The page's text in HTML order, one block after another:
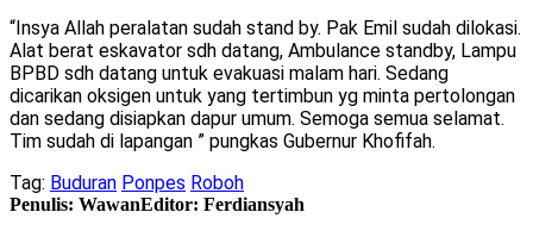
“Insya Allah peralatan sudah stand by. Pak Emil sudah dilokasi.
Alat berat eskavator sdh datang, Ambulance standby, Lampu
BPBD sdh datang untuk evakuasi malam hari. Sedang
dicarikan oksigen untuk yang tertimbun yg minta pertolongan
dan sedang disiapkan dapur umum. Semoga semua selamat.
Tim sudah di lapangan ” pungkas Gubernur Khofifah.
Tag: Buduran Ponpes Roboh
Penulis: WawanEditor: Ferdiansyah